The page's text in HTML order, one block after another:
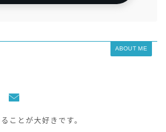
ABOUT ME
ことが大好きです。